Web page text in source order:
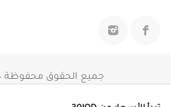
جميع الحقوق محفوظة 2024 © Tashat GO